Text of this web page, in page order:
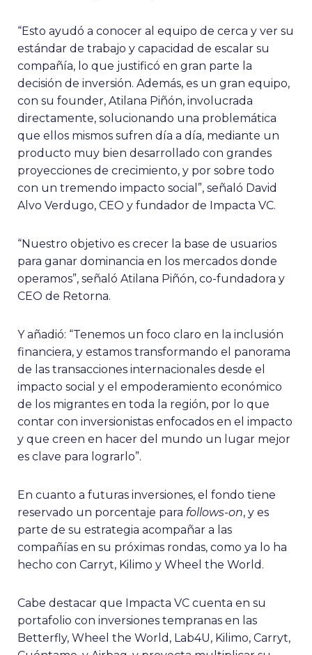
“Esto ayudó a conocer al equipo de cerca y ver su
estándar de trabajo y capacidad de escalar su
compañía, lo que justificó en gran parte la
decisión de inversión. Además, es un gran equipo,
con su founder, Atilana Piñón, involucrada
directamente, solucionando una problemática
que ellos mismos sufren día a día, mediante un
producto muy bien desarrollado con grandes
proyecciones de crecimiento, y por sobre todo
con un tremendo impacto social”, señaló David
Alvo Verdugo, CEO y fundador de Impacta VC.
“Nuestro objetivo es crecer la base de usuarios
para ganar dominancia en los mercados donde
operamos”, señaló Atilana Piñón, co-fundadora y
CEO de Retorna.
Y añadió: “Tenemos un foco claro en la inclusión
financiera, y estamos transformando el panorama
de las transacciones internacionales desde el
impacto social y el empoderamiento económico
de los migrantes en toda la región, por lo que
contar con inversionistas enfocados en el impacto
y que creen en hacer del mundo un lugar mejor
es clave para lograrlo”.
En cuanto a futuras inversiones, el fondo tiene
reservado un porcentaje para follows-on, y es
parte de su estrategia acompañar a las
compañías en su próximas rondas, como ya lo ha
hecho con Carryt, Kilimo y Wheel the World.
Cabe destacar que Impacta VC cuenta en su
portafolio con inversiones tempranas en las
Betterfly, Wheel the World, Lab4U, Kilimo, Carryt,